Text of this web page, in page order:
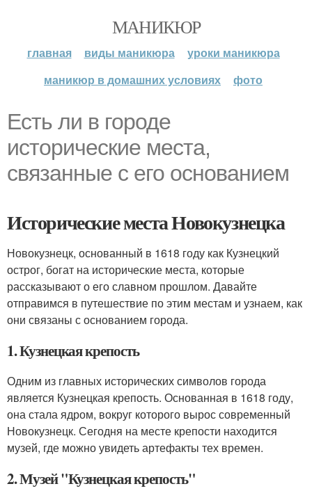
МАНИКЮР
главная виды маникюра
уроки маникюра
маникюр в домашних условиях
фото
Есть ли в городе
исторические места,
связанные с его основанием
Исторические места Новокузнецка
Новокузнецк, основанный в 1618 году как Кузнецкий
острог, богат на исторические места, которые
рассказывают о его славном прошлом. Давайте
отправимся в путешествие по этим местам и узнаем, как
они связаны с основанием города.
1. Кузнецкая крепость
Одним из главных исторических символов города
является Кузнецкая крепость. Основанная в 1618 году,
она стала ядром, вокруг которого вырос современный
Новокузнецк. Сегодня на месте крепости находится
музей, где можно увидеть артефакты тех времен.
2. Музей "Кузнецкая крепость"